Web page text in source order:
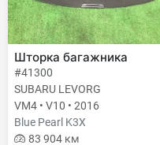
Шторка багажника
#41300
SUBARU LEVORG
VM4 • V10 • 2016
Blue Pearl K3X
83 904 км